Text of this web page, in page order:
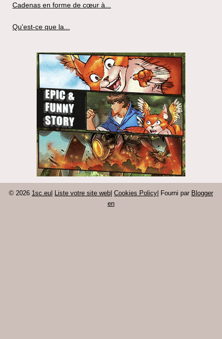
Cadenas en forme de cœur à...
Qu'est-ce que la...
© 2026 1sc.eu Liste votre site web Cookies Policy | Fourni par Blogger
en